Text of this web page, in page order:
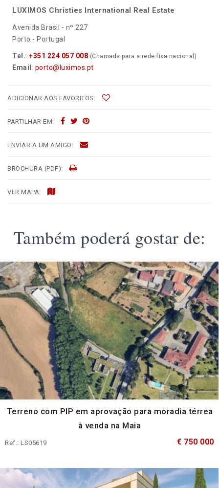
LUXIMOS Christies International Real Estate
Avenida Brasil - nº 227
Porto - Portugal
Tel.: +351 224 057 008 (Chamada para a rede fixa nacional)
Email : porto@luximos.pt
ADICIONAR AOS FAVORITOS:
PARTILHAR EM:
ENVIAR A UM AMIGO:
BROCHURA (PDF):
VER MAPA:
Também poderá gostar de:
Terreno com PIP em aprovação para moradia térrea
à venda na Maia
Ref.: LS05619 € 750 000